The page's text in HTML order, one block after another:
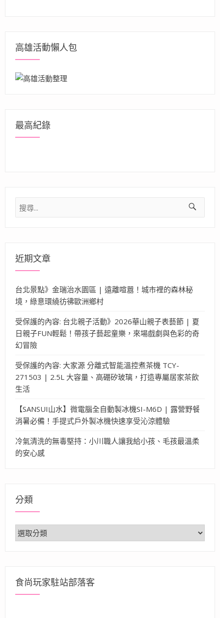
高雄活動懶人包
最高紀錄
搜
尋
近期文章
台北景點》金瑞治水園區 | 遠離喧囂！城市裡的森林秘
境，綠意環繞彷彿歐洲鄉村
受保護的內容: 台北親子活動》2026華山親子表藝節 | 夏
日親子FUN輕鬆！帶孩子藝起童樂，來場戲劇與色彩的奇
幻冒險
受保護的內容: 大家源 分離式智能溫控煮茶機 TCY-
271503 | 2.5L 大容量、高硼矽玻璃，打造專屬居家茶飲
生活
【SANSUI山水】微電腦全自動製冰機SI-M6D | 露營野餐
消暑必備！手提式戶外製冰機快速享受沁涼體驗
冷氣清洗的無毒堅持：小川職人讓我給小孩、毛孩最溫柔
的安心感
分類
分
類
食尚玩家駐站部落客